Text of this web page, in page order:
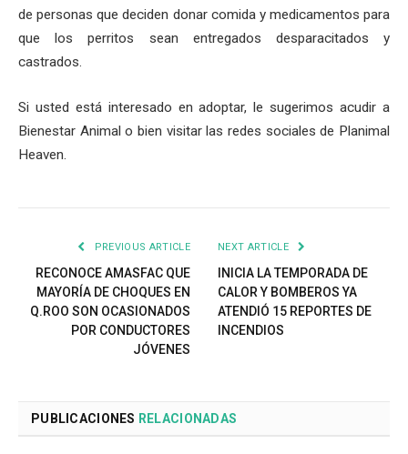
de personas que deciden donar comida y medicamentos para
que los perritos sean entregados desparacitados y
castrados.
Si usted está interesado en adoptar, le sugerimos acudir a
Bienestar Animal o bien visitar las redes sociales de Planimal
Heaven.
PREVIOUS ARTICLE
RECONOCE AMASFAC QUE
MAYORÍA DE CHOQUES EN
Q.ROO SON OCASIONADOS
POR CONDUCTORES
JÓVENES
NEXT ARTICLE
INICIA LA TEMPORADA DE
CALOR Y BOMBEROS YA
ATENDIÓ 15 REPORTES DE
INCENDIOS
PUBLICACIONES RELACIONADAS